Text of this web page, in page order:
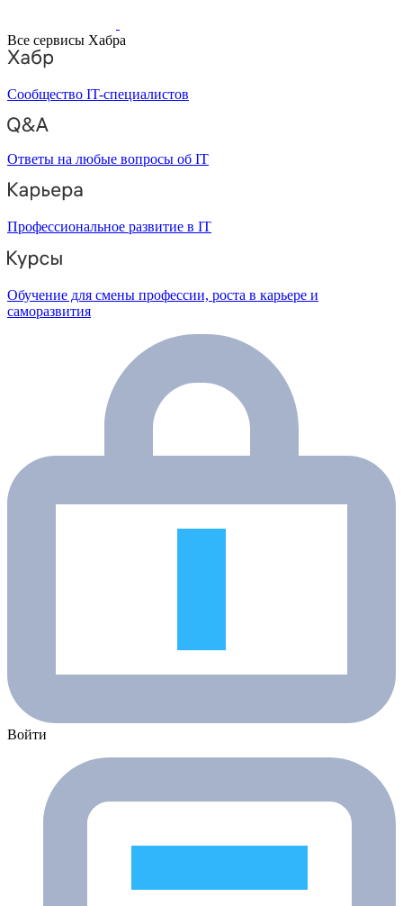
Все сервисы Хабра
Сообщество IT-специалистов
Ответы на любые вопросы об IT
Профессиональное развитие в IT
Обучение для смены профессии, роста в карьере и
саморазвития
Войти